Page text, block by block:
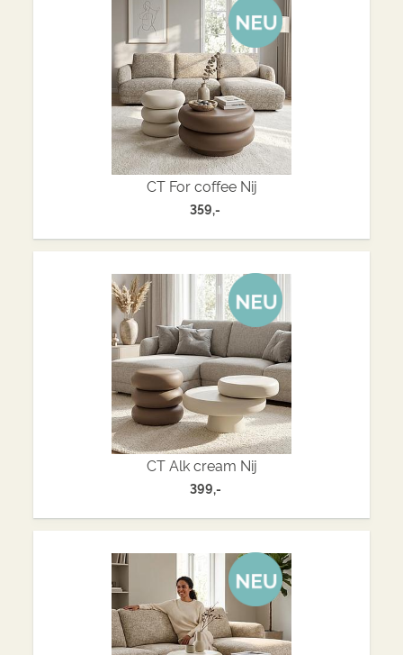
CT For coffee Nij
359,-
CT Alk cream Nij
399,-